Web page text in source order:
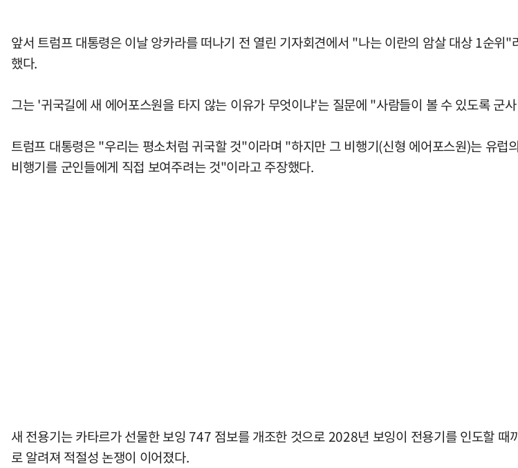
앞서 트럼프 대통령은 이날 앙카라를 떠나기 전 열린 기자회견에서 "나는 이란의 암살 대상 1순
했다.
그는 '귀국길에 새 에어포스원을 타지 않는 이유가 무엇이냐'는 질문에 "사람들이 볼 수 있도록 군
트럼프 대통령은 "우리는 평소처럼 귀국할 것"이라며 "하지만 그 비행기(신형 에어포스원)는 유
비행기를 군인들에게 직접 보여주려는 것"이라고 주장했다.
새 전용기는 카타르가 선물한 보잉 747 점보를 개조한 것으로 2028년 보잉이 전용기를 인도할
로 알려져 적절성 논쟁이 이어졌다.